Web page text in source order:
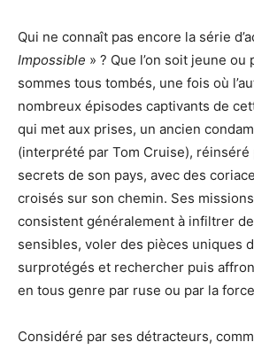
Qui ne connaît pas encore la série
Impossible » ? Que l’on soit jeune ou
sommes tous tombés, une fois où
nombreux épisodes captivants de
qui met aux prises, un ancien
(interprété par Tom Cruise), réinséré
secrets de son pays, avec des
croisés sur son chemin. Ses
consistent généralement à infiltrer
sensibles, voler des pièces uniques
surprotégés et rechercher puis
en tous genre par ruse ou par la
Considéré par ses détracteurs,